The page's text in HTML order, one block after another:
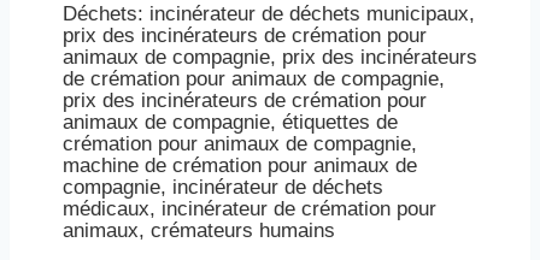
Déchets: incinérateur de déchets municipaux,
prix des incinérateurs de crémation pour
animaux de compagnie, prix des incinérateurs
de crémation pour animaux de compagnie,
prix des incinérateurs de crémation pour
animaux de compagnie, étiquettes de
crémation pour animaux de compagnie,
machine de crémation pour animaux de
compagnie, incinérateur de déchets
médicaux, incinérateur de crémation pour
animaux, crémateurs humains